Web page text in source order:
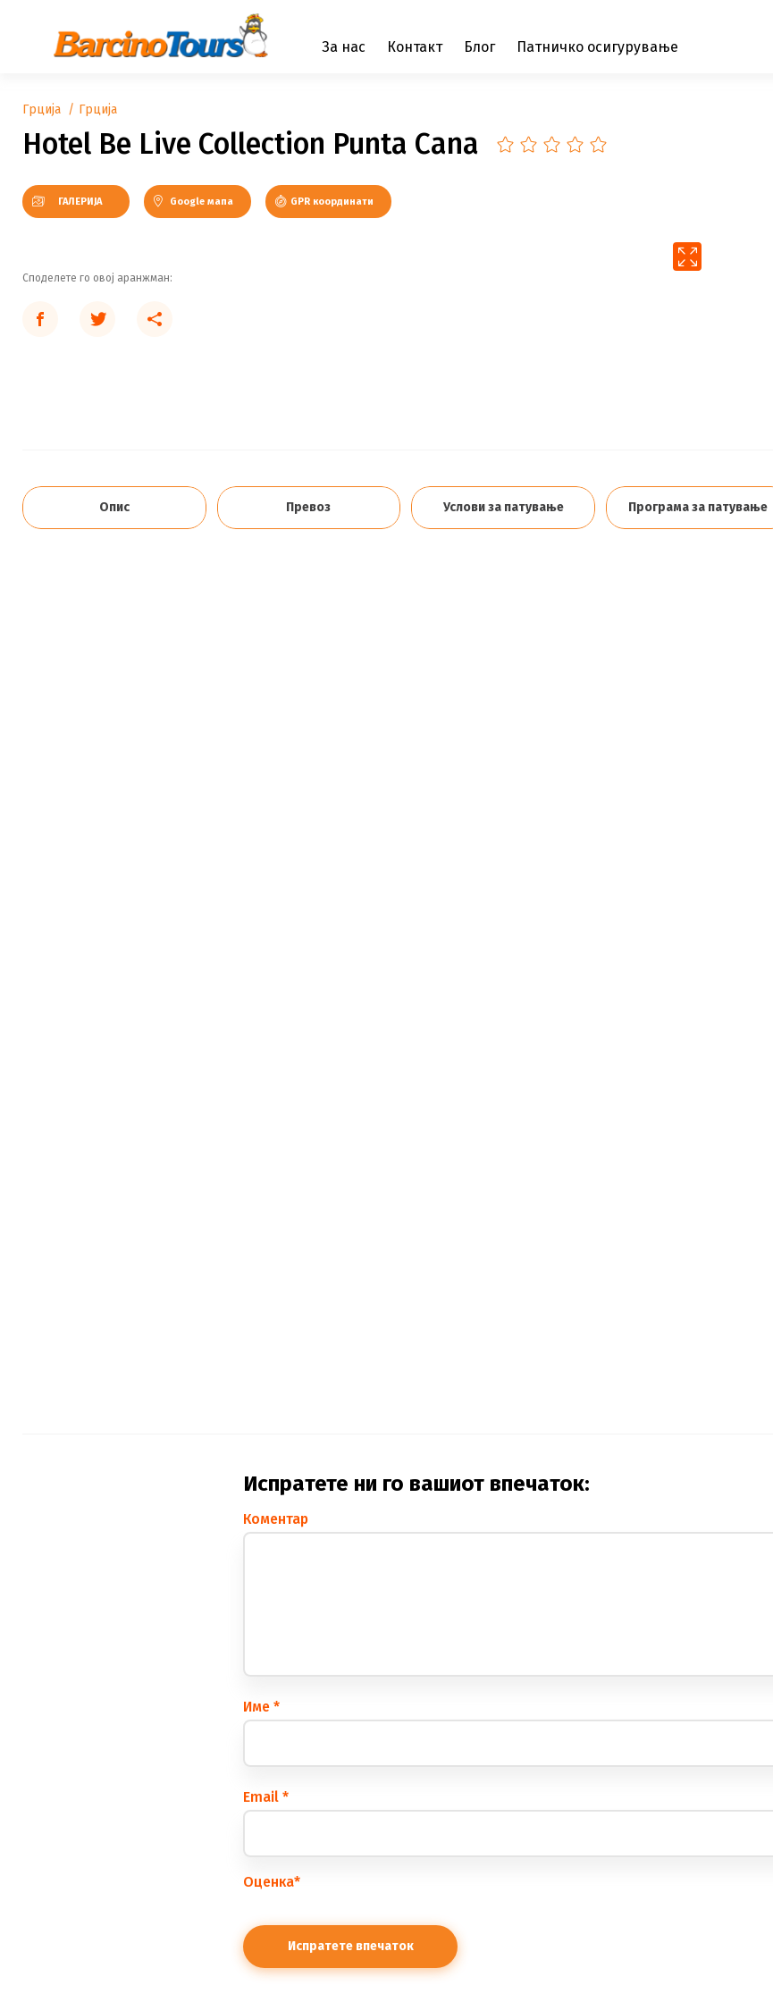
За нас Контакт Блог Патничко осигурување
Грција Грција
Hotel Be Live Collection Punta Cana
ГАЛЕРИЈА Google мапа GPR координати
Споделете го овој аранжман:
Опис Превоз Услови за патување Програма за патување
Испратете ни го вашиот впечаток:
Коментар
Име *
Еmail *
Оценка*